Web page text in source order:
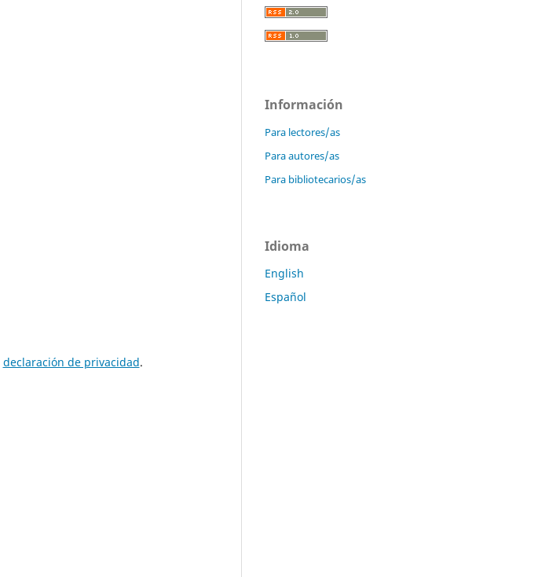
declaración de privacidad.
Información
Para lectores/as
Para autores/as
Para bibliotecarios/as
Idioma
English
Español